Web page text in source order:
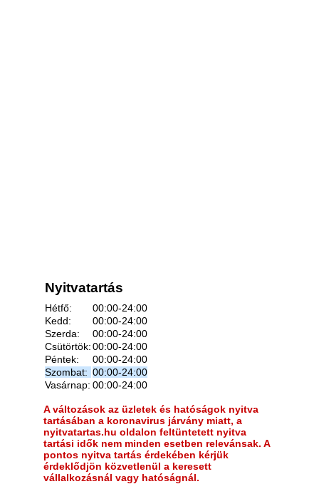
Nyitvatartás
Hétfő:
00:00-24:00
Kedd:
00:00-24:00
Szerda:
00:00-24:00
Csütörtök:00:00-24:00
Péntek:
00:00-24:00
Szombat: 00:00-24:00
Vasárnap: 00:00-24:00
A változások az üzletek és hatóságok nyitva
tartásában a koronavirus járvány miatt, a
nyitvatartas.hu oldalon feltüntetett nyitva
tartási idők nem minden esetben relevánsak. A
pontos nyitva tartás érdekében kérjük
érdeklődjön közvetlenül a keresett
vállalkozásnál vagy hatóságnál.